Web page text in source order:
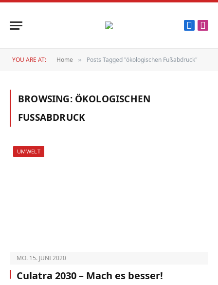
YOU ARE AT: Home » Posts Tagged "ökologischen Fußabdruck"
BROWSING: ÖKOLOGISCHEN
FUSSABDRUCK
UMWELT
MO. 15. JUNI 2020
Culatra 2030 – Mach es besser!